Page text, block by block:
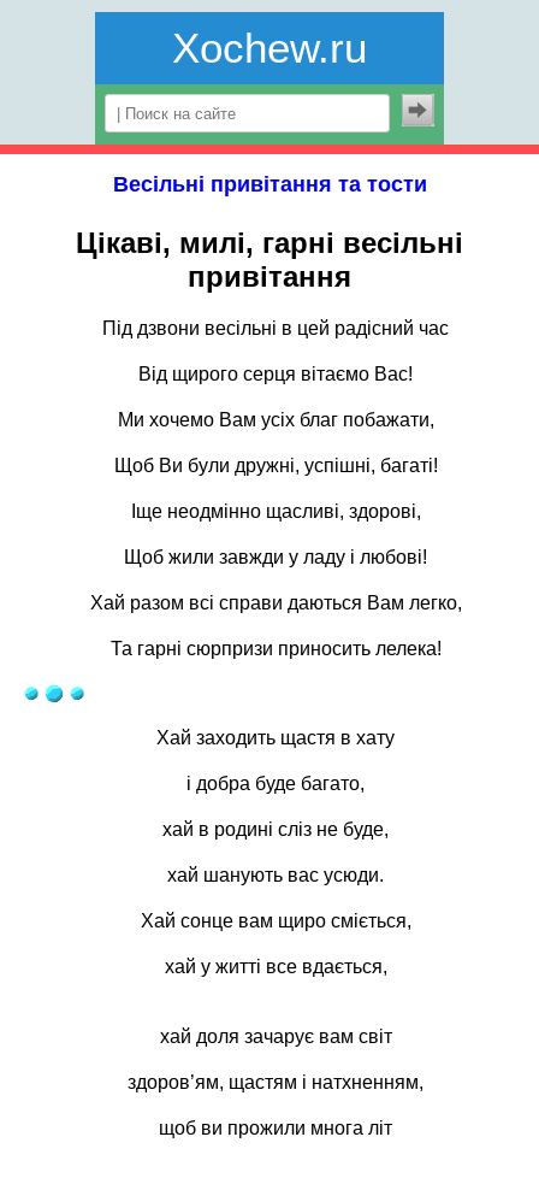
Xochew.ru
Весільні привітання та тости
Цікаві, милі, гарні весільні
привітання
Під дзвони весільні в цей радісний час
Від щирого серця вітаємо Вас!
Ми хочемо Вам усіх благ побажати,
Щоб Ви були дружні, успішні, багаті!
Іще неодмінно щасливі, здорові,
Щоб жили завжди у ладу і любові!
Хай разом всі справи даються Вам легко,
Та гарні сюрпризи приносить лелека!
Хай заходить щастя в хату
і добра буде багато,
хай в родині сліз не буде,
хай шанують вас усюди.
Хай сонце вам щиро сміється,
хай у житті все вдається,
хай доля зачарує вам світ
здоров’ям, щастям і натхненням,
щоб ви прожили многа літ